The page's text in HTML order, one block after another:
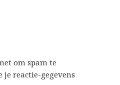
om spam te
je reactie-gegevens